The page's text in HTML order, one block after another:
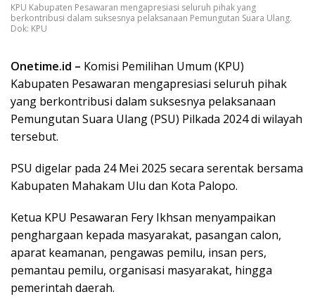
KPU Kabupaten Pesawaran mengapresiasi seluruh pihak yang
berkontribusi dalam suksesnya pelaksanaan Pemungutan Suara Ulang.
Dok: KPU
Onetime.id – Komisi Pemilihan Umum (KPU)
Kabupaten Pesawaran mengapresiasi seluruh pihak
yang berkontribusi dalam suksesnya pelaksanaan
Pemungutan Suara Ulang (PSU) Pilkada 2024 di wilayah
tersebut.
PSU digelar pada 24 Mei 2025 secara serentak bersama
Kabupaten Mahakam Ulu dan Kota Palopo.
Ketua KPU Pesawaran Fery Ikhsan menyampaikan
penghargaan kepada masyarakat, pasangan calon,
aparat keamanan, pengawas pemilu, insan pers,
pemantau pemilu, organisasi masyarakat, hingga
pemerintah daerah.